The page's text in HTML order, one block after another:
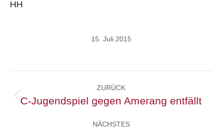
HH
15. Juli 2015
ZURÜCK
Vorheriger
C-Jugendspiel gegen Amerang entfällt
NÄCHSTES